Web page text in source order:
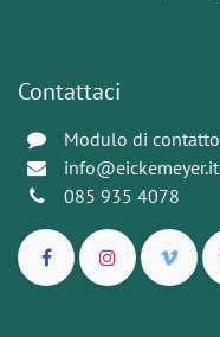
Contattaci
Modulo di contatto
info@eickemeyer.it
085 935 4078